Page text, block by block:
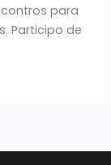
para
Participo de